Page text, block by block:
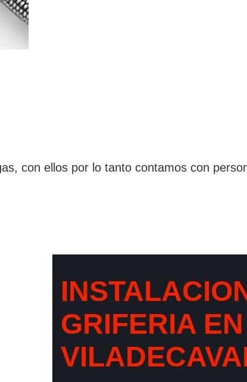
con ellos por lo tanto contamos con
GRIFERIA EN